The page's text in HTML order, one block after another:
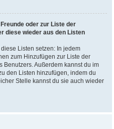
oder zur Liste der
diese wieder aus den Listen
Listen setzen: In jedem
zum Hinzufügen zur Liste der
Benutzers. Außerdem kannst du im
den Listen hinzufügen, indem du
Stelle kannst du sie auch wieder